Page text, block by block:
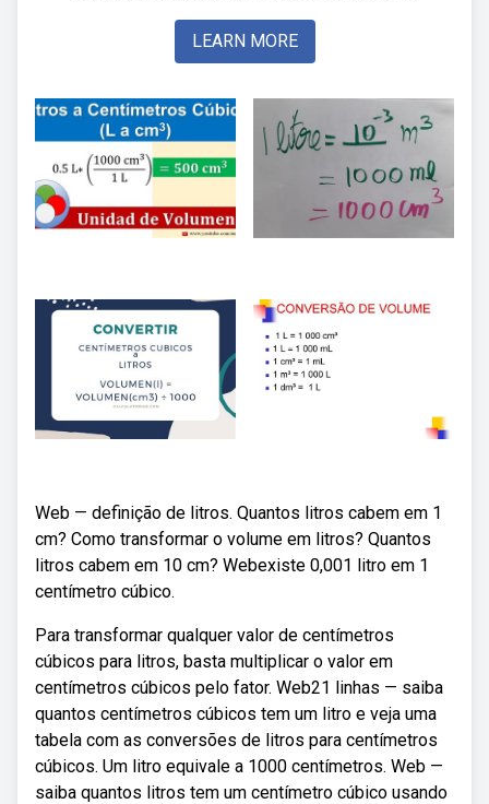
LEARN MORE
Web — definição de litros. Quantos litros cabem em 1
cm? Como transformar o volume em litros? Quantos
litros cabem em 10 cm? Webexiste 0,001 litro em 1
centímetro cúbico.
Para transformar qualquer valor de centímetros
cúbicos para litros, basta multiplicar o valor em
centímetros cúbicos pelo fator. Web21 linhas — saiba
quantos centímetros cúbicos tem um litro e veja uma
tabela com as conversões de litros para centímetros
cúbicos. Um litro equivale a 1000 centímetros. Web —
saiba quantos litros tem um centímetro cúbico usando